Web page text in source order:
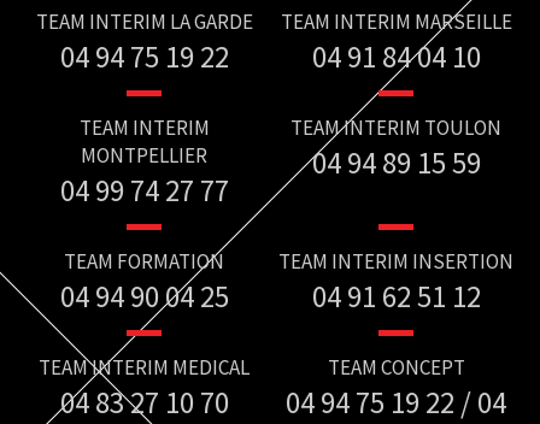
TEAM INTERIM LA GARDE
04 94 75 19 22
TEAM INTERIM MARSEILLE
04 91 84 04 10
TEAM INTERIM
MONTPELLIER
04 99 74 27 77
TEAM INTERIM TOULON
04 94 89 15 59
TEAM FORMATION
04 94 90 04 25
TEAM INTERIM INSERTION
04 91 62 51 12
TEAM INTERIM MEDICAL
04 83 27 10 70
TEAM CONCEPT
04 94 75 19 22 / 04